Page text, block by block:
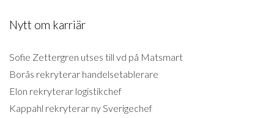
Nytt om karriär
Sofie Zettergren utses till vd på Matsmart
Borås rekryterar handelsetablerare
Elon rekryterar logistikchef
Kappahl rekryterar ny Sverigechef